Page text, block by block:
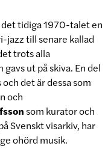
tidiga 1970-talet en
jazz till senare kallad
trots alla
ut på skiva. En del
det är dessa som
och
som kurator och
Svenskt visarkiv, har
ohörd musik.